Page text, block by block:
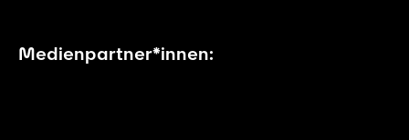
Medienpartner*innen: